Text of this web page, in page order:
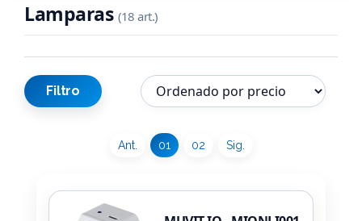
Lamparas (18 art.)
Filtro
Ant. 01 02 Sig.